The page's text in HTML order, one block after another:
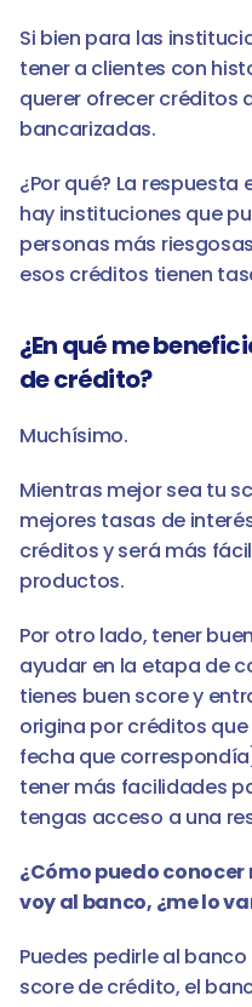
Si bien para las
tener a clientes con
querer ofrecer créditos
bancarizadas.
¿Por qué? La
hay instituciones que
personas más
esos créditos tienen
¿En qué me
de crédito?
Muchísimo.
Mientras mejor sea tu
mejores tasas de
créditos y será más
productos.
Por otro lado, tener
ayudar en la etapa de
tienes buen score y
origina por créditos
fecha que
tener más facilidades
tengas acceso a una
¿Cómo puedo
voy al banco, ¿me lo
Puedes pedirle al
score de crédito, el